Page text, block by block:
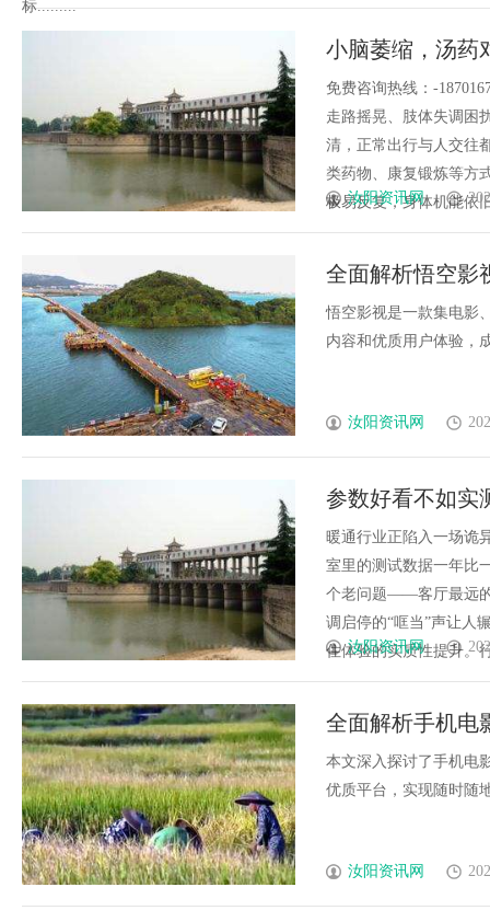
标.........
小脑萎缩，汤药
恢复身体协调
免费咨询热线：-
走路摇晃、肢体失调困
清，正常出行与人交往
类药物、康复锻炼等方
极易反复，身体机能依
汝阳资讯网
全面解析悟空影
悟空影视是一款集电影
内容和优质用户体验，
汝阳资讯网
参数好看不如实
考，只有它没掉
暖通行业正陷入一场诡
室里的测试数据一年比
个老问题——客厅最远
调启停的“哐当”声让人
住体验的实质性提升。
汝阳资讯网
全面解析手机电
时代
本文深入探讨了手机电
优质平台，实现随时随
汝阳资讯网